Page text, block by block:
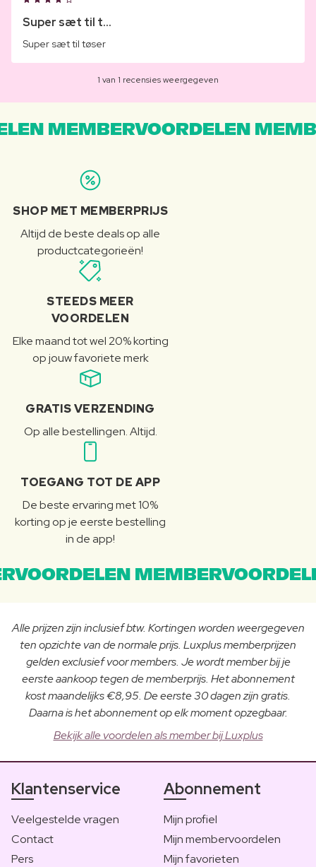
Super sæt til t...
Super sæt til tøser
1 van 1 recensies weergegeven
MEMBERVOORDELEN
SHOP MET MEMBERPRIJS
Altijd de beste deals op alle
productcategorieën!
STEEDS MEER
VOORDELEN
Elke maand tot wel 20% korting
op jouw favoriete merk
GRATIS VERZENDING
Op alle bestellingen. Altijd.
TOEGANG TOT DE APP
De beste ervaring met 10%
korting op je eerste bestelling
in de app!
Alle prijzen zijn inclusief btw. Kortingen worden weergegeven
ten opzichte van de normale prijs. Luxplus memberprijzen
gelden exclusief voor members. Je wordt member bij je
eerste aankoop tegen de memberprijs. Het abonnement
kost maandelijks €8,95. De eerste 30 dagen zijn gratis.
Daarna is het abonnement op elk moment opzegbaar.
Bekijk alle voordelen als member bij Luxplus
Klantenservice
Veelgestelde vragen
Contact
Pers
Abonnement
Mijn profiel
Mijn membervoordelen
Mijn favorieten